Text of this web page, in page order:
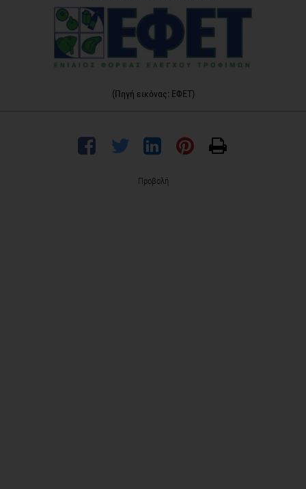
(Πηγή εικόνας: ΕΦΕΤ)
Προβολή